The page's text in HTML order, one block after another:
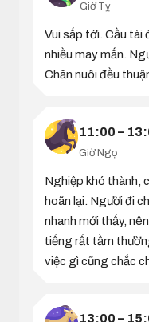
Giờ Tỵ
Vui sắp tới. Cầu tài
nhiều may mắn.
Chăn nuôi đều
11:00 –
Giờ Ngọ
Nghiệp khó thành,
hoãn lại. Người đi
nhanh mới thấy,
tiếng rất tầm
việc gì cũng chắc
13:00 –